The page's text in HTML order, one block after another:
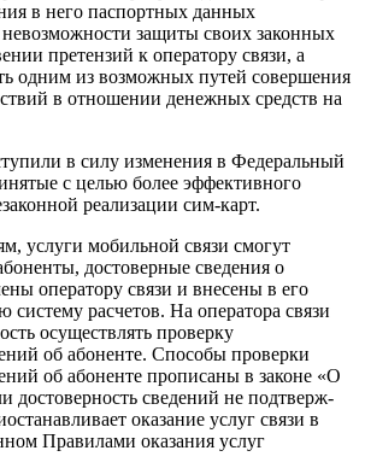
в него паспортных данных
защиты своих законных
претензий к оператору связи, а
од­ним из возможных путей совер­шения
в отношении денежных средств на
в силу изменения в Федеральный
с целью более эффективного
реализации сим-карт.
услуги мобильной связи смогут
достоверные сведения о
оператору связи и внесены в его
систему расчетов. На оператора связи
осущест­влять проверку
об абоненте. Способы проверки
об абоненте прописаны в законе «О
досто­верность сведений не подтверж­
оказание услуг связи в
Правилами оказа­ния услуг